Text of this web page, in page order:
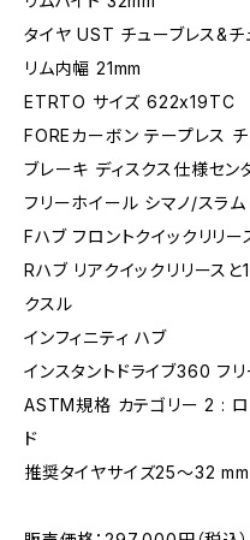
タイヤ UST チューブレス&チ
リム内幅 21mm
ETRTO サイズ 622x19TC
FOREカーボン テープレス
ブレーキ ディスクス仕様セン
フリーホイール シマノ/スラム
Fハブ フロントクイックリリ
Rハブ リアクイックリリース
クスル
インフィニティ ハブ
インスタントドライブ360 フ
ASTM規格 カテゴリー 2 : ロ
ド
推奨タイヤサイズ25～32 mm